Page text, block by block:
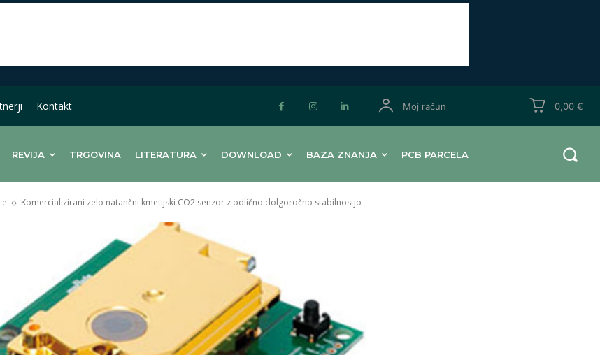
Kontakt Moj račun 0,00 €
REVIJA TRGOVINA LITERATURA DOWNLOAD BAZA ZNANJA PCB PARCELA
Komercializirani zelo natančni kmetijski CO2 senzor z odlično dolgoročno stabilnostjo